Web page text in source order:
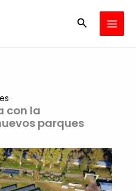
Buscar
con la
parques